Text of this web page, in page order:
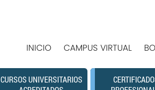
INICIO CAMPUS VIRTUAL
CURSOS UNIVERSITARIOS